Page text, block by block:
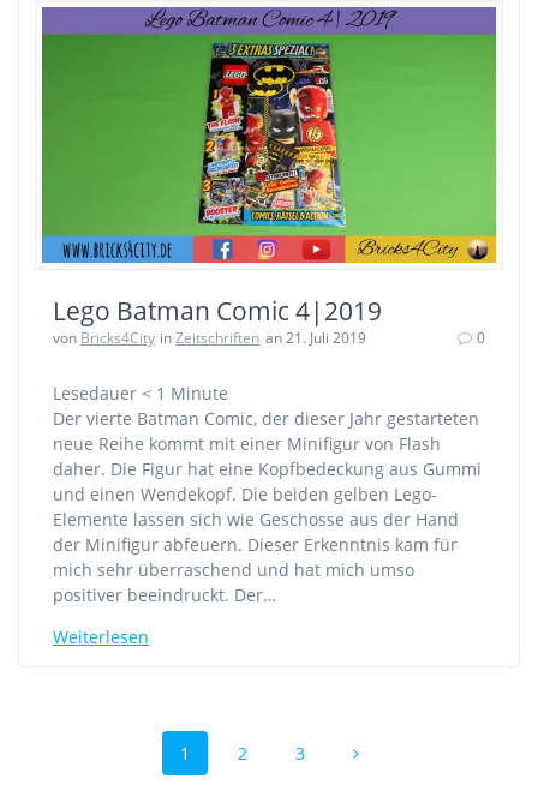
Lego Batman Comic 4|2019
von Bricks4City inZeitschriften an 21. Juli 2019 0
Lesedauer < 1 Minute
Der vierte Batman Comic, der dieser Jahr gestarteten
neue Reihe kommt mit einer Minifigur von Flash
daher. Die Figur hat eine Kopfbedeckung aus Gummi
und einen Wendekopf. Die beiden gelben Lego-
Elemente lassen sich wie Geschosse aus der Hand
der Minifigur abfeuern. Dieser Erkenntnis kam für
mich sehr überraschend und hat mich umso
positiver beeindruckt. Der…
Weiterlesen
Beitragsnavigation
Seite
1 Seite
2 Seite
3